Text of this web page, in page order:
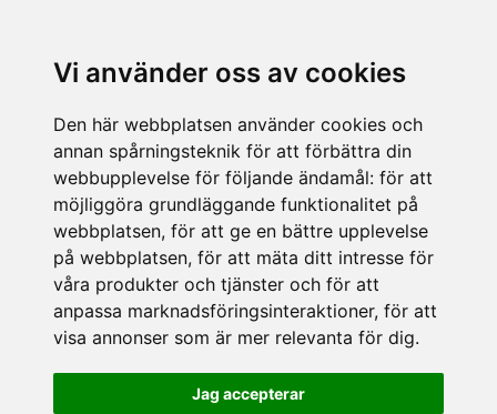
Vi använder oss av cookies
Den här webbplatsen använder cookies och
annan spårningsteknik för att förbättra din
webbupplevelse för följande ändamål: för att
möjliggöra grundläggande funktionalitet på
webbplatsen, för att ge en bättre upplevelse
på webbplatsen, för att mäta ditt intresse för
våra produkter och tjänster och för att
anpassa marknadsföringsinteraktioner, för att
visa annonser som är mer relevanta för dig.
Jag accepterar